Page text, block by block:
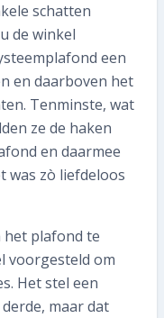
schatten
de winkel
een
en daarboven het
Tenminste, wat
ze de haken
en daarmee
was zò liefdeloos
het plafond te
voorgesteld om
Het stel een
maar dat